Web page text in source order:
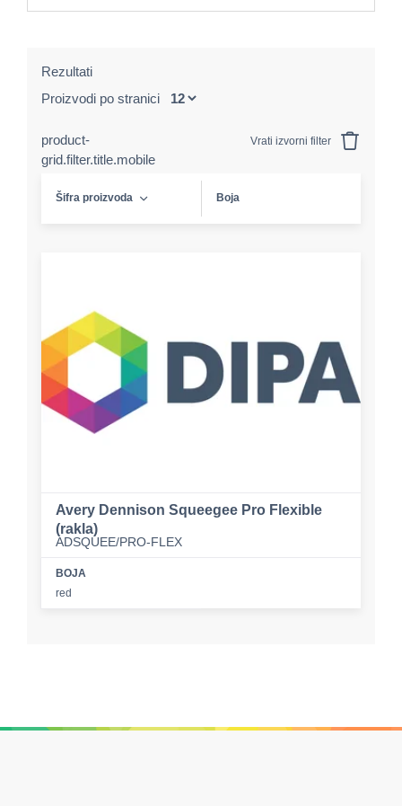
Rezultati
Proizvodi po stranici
product-
grid.filter.title.mobile
Vrati izvorni filter
Šifra proizvoda Boja
Avery Dennison Squeegee Pro Flexible
(rakla)
ADSQUEE/PRO-FLEX
BOJA
red